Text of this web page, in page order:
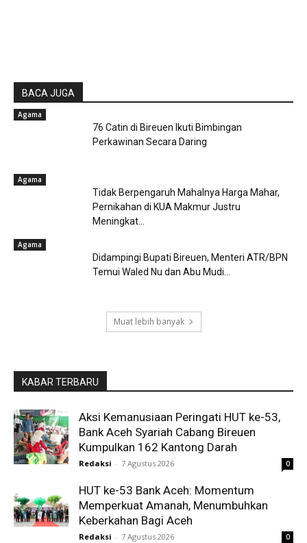
BACA JUGA
Agama
76 Catin di Bireuen Ikuti Bimbingan
Perkawinan Secara Daring
Agama
Tidak Berpengaruh Mahalnya Harga Mahar,
Pernikahan di KUA Makmur Justru
Meningkat...
Agama
Didampingi Bupati Bireuen, Menteri ATR/BPN
Temui Waled Nu dan Abu Mudi...
Muat lebih banyak
KABAR TERBARU
Aksi Kemanusiaan Peringati HUT ke-53,
Bank Aceh Syariah Cabang Bireuen
Kumpulkan 162 Kantong Darah
Redaksi - 7 Agustus 2026 0
HUT ke-53 Bank Aceh: Momentum
Memperkuat Amanah, Menumbuhkan
Keberkahan Bagi Aceh
Redaksi - 7 Agustus 2026 0